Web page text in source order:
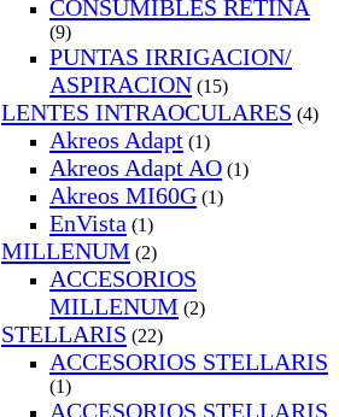
CONSUMIBLES RETINA
(9)
PUNTAS IRRIGACION/
ASPIRACION (15)
LENTES INTRAOCULARES (4)
Akreos Adapt (1)
Akreos Adapt AO (1)
Akreos MI60G (1)
EnVista (1)
MILLENUM (2)
ACCESORIOS
MILLENUM (2)
STELLARIS (22)
ACCESORIOS STELLARIS
(1)
ACCESORIOS STELLARIS